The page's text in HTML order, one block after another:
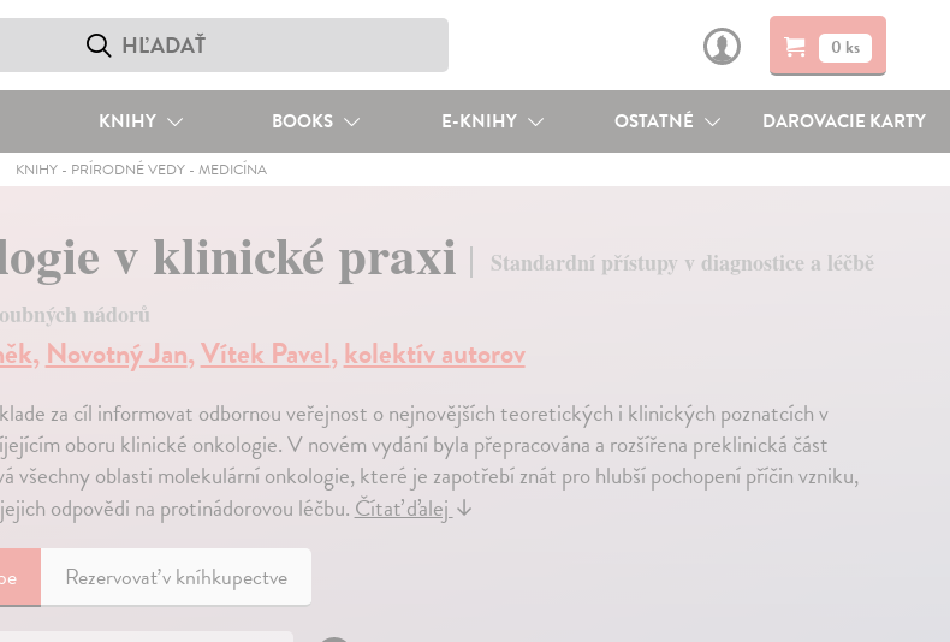
0 ks
KNIHY BOOKS E-KNIHY OSTATNÉ DAROVACIE KARTY
KNIHY - PRÍRODNÉ VEDY -MEDICÍNA
v klinické praxi
Standardní přístupy v diagnostice a léčbě
nádorů
, Novotný Jan,Vítek Pavel,kolektív autorov
za cíl informovat odbornou veřejnost o nejnovějších teoretických i klinických poznatcích v
oboru klinické onkologie. V novém vydání byla přepracována a rozšířena preklinická část
všechny oblasti molekulární onkologie, které je zapotřebí znát pro hlubší pochopení příčin vzniku,
odpovědi na protinádorovou léčbu.Čítať ďalej↓
Rezervovať v kníhkupectve